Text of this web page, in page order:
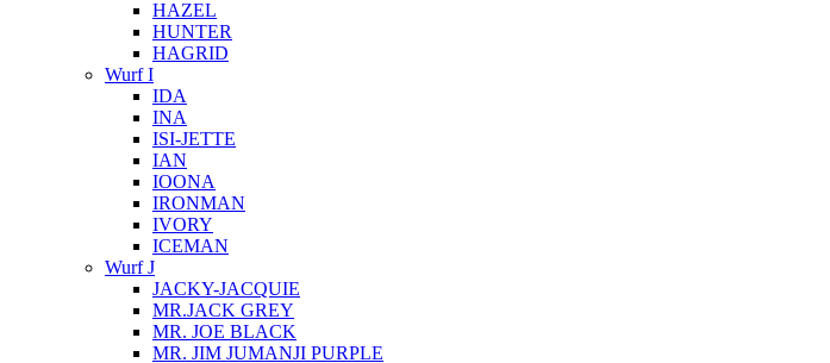
HAZEL
HUNTER
HAGRID
Wurf I
IDA
INA
ISI-JETTE
IAN
IOONA
IRONMAN
IVORY
ICEMAN
Wurf J
JACKY-JACQUIE
MR.JACK GREY
MR. JOE BLACK
MR. JIM JUMANJI PURPLE